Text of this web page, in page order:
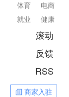
电商
健康
体育
就业
滚动
反馈
RSS
商家入驻